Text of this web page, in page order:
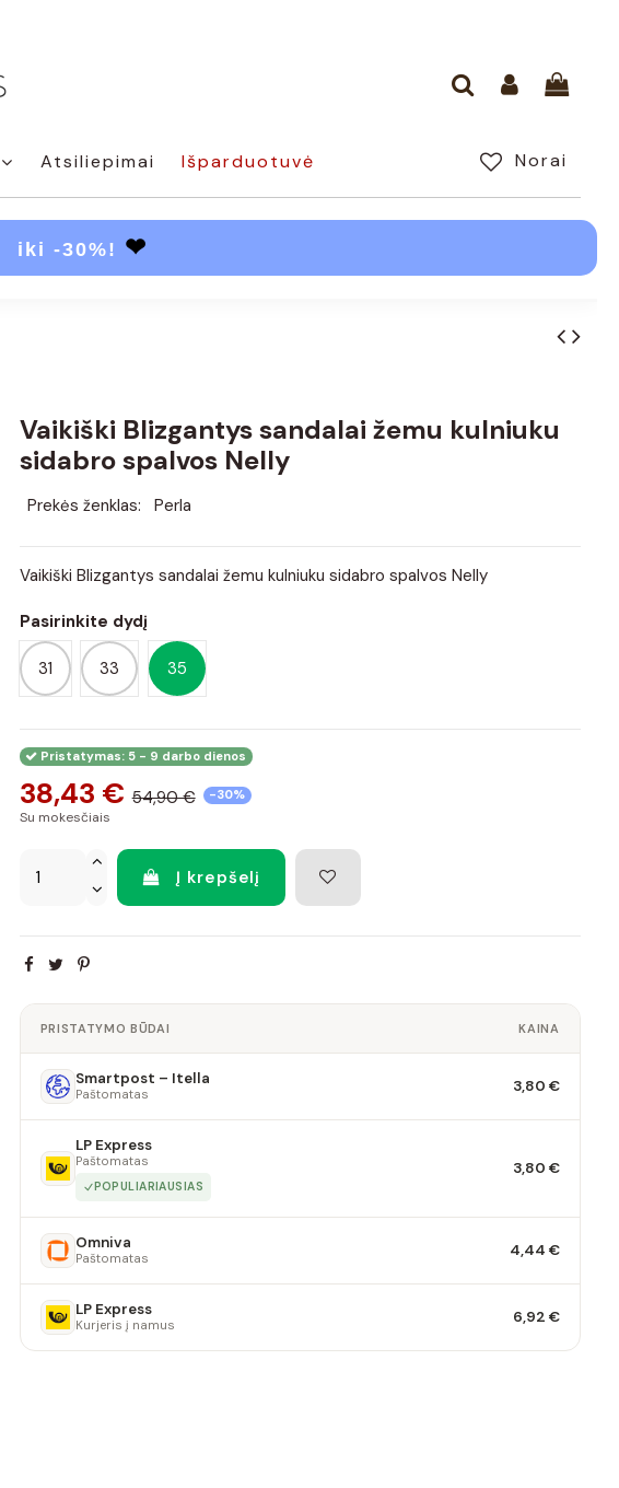
Atsiliepimai Norai
Išparduotuvė
iki -30%! ❤
Vaikiški Blizgantys sandalai žemu kulniuku
sidabro spalvos Nelly
Prekės ženklas: Perla
Vaikiški Blizgantys sandalai žemu kulniuku sidabro spalvos Nelly
Pasirinkite dydį
31 33 35
Pristatymas: 5 - 9 darbo dienos
38,43 € 54,90 € -30%
Su mokesčiais
Į krepšelį
PRISTATYMO BŪDAI KAINA
Smartpost – Itella
Paštomatas 3,80 €
LP Express
Paštomatas
POPULIARIAUSIAS
3,80 €
Omniva
Paštomatas 4,44 €
LP Express
Kurjeris į namus 6,92 €